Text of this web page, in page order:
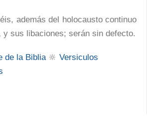
además del holocausto continuo
y sus libaciones; serán sin defecto.
de la Biblia🔆 Versiculos